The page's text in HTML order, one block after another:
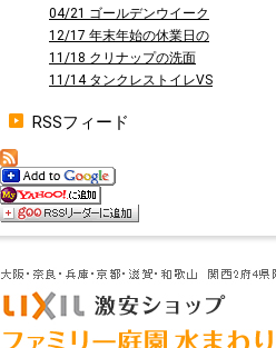
のお知...
04/21 ゴールデンウイーク
休業の...
12/17 年末年始の休業日の
お知ら...
11/18 クリナップの洗面
台 ファ...
11/14 タンクレストイレVS
RSSフィード